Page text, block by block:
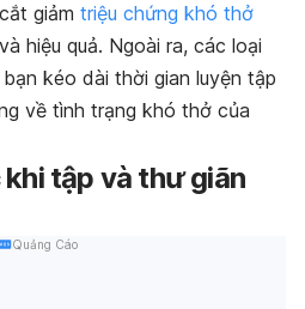
giảm triệu chứng khó thở
hiệu quả. Ngoài ra, các loại
kéo dài thời gian luyện tập
về tình trạng khó thở của
tập và thư giãn
Quảng Cáo